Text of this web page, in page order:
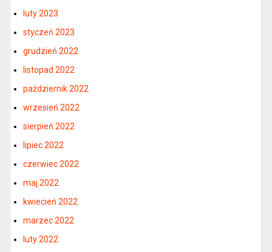
luty 2023
styczeń 2023
grudzień 2022
listopad 2022
październik 2022
wrzesień 2022
sierpień 2022
lipiec 2022
czerwiec 2022
maj 2022
kwiecień 2022
marzec 2022
luty 2022